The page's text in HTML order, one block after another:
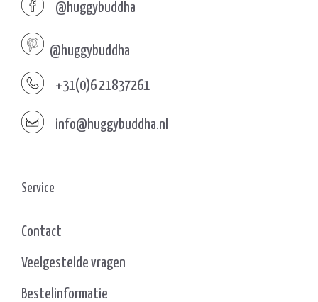
@huggybuddha
@huggybuddha
+31(0)6 21837261
info@huggybuddha.nl
Service
Contact
Veelgestelde vragen
Bestelinformatie